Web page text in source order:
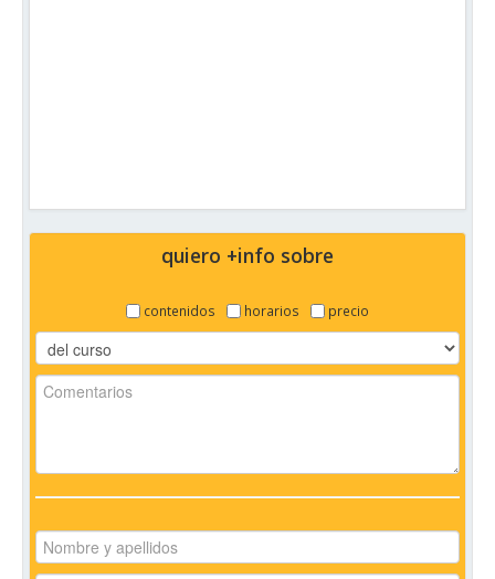
quiero +info sobre
contenidos horarios precio